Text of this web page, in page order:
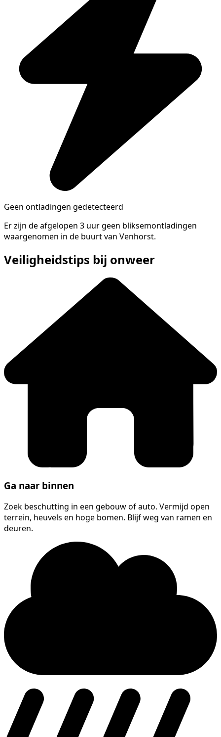
Geen ontladingen gedetecteerd
Er zijn de afgelopen 3 uur geen bliksemontladingen
waargenomen in de buurt van Venhorst.
Veiligheidstips bij onweer
Ga naar binnen
Zoek beschutting in een gebouw of auto. Vermijd open
terrein, heuvels en hoge bomen. Blijf weg van ramen en
deuren.